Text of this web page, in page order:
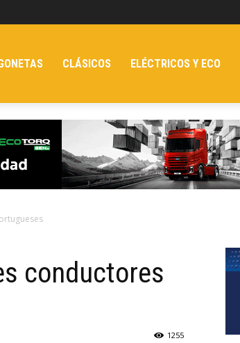
CLÁSICOS ELÉCTRICOS Y ECO
conductores
1255